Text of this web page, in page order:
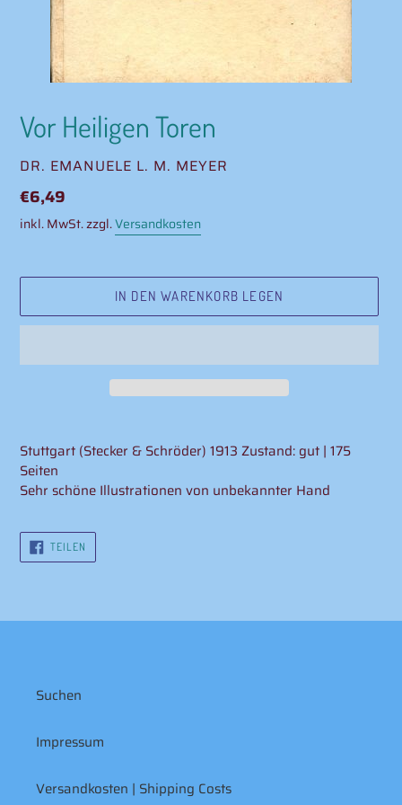
Vor Heiligen Toren
VERKÄUFER
DR. EMANUELE L. M. MEYER
Normaler
Preis
€6,49
inkl. MwSt. zzgl.Versandkosten
IN DEN WARENKORB LEGEN
wird
zum
Warenkorb
hinzugefügt
Stuttgart (Stecker & Schröder) 1913 Zustand: gut | 175
Seiten
Sehr schöne Illustrationen von unbekannter Hand
TEILEN
TEILEN
Suchen
Impressum
Versandkosten | Shipping Costs